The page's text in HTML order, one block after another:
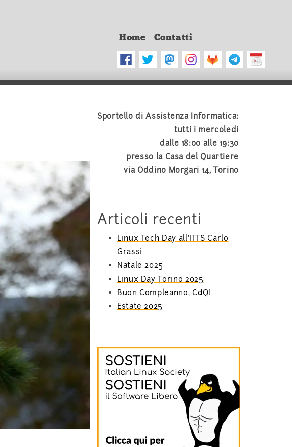
Home Contatti
Sportello di Assistenza Informatica:
tutti i mercoledi
dalle 18:00 alle 19:30
presso la Casa del Quartiere
via Oddino Morgari 14, Torino
Articoli recenti
Linux Tech Day all’ITTS Carlo
Grassi
Natale 2025
Linux Day Torino 2025
Buon Compleanno, CdQ!
Estate 2025